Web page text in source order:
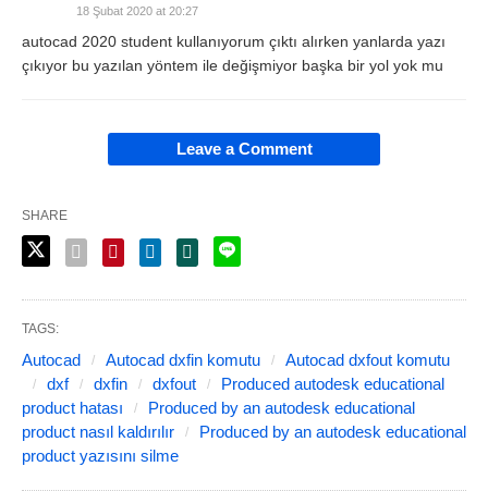
18 Şubat 2020 at 20:27
autocad 2020 student kullanıyorum çıktı alırken yanlarda yazı
çıkıyor bu yazılan yöntem ile değişmiyor başka bir yol yok mu
Leave a Comment
SHARE
TAGS:
Autocad Autocad dxfin komutu
Autocad dxfout komutu
dxf
dxfin dxfout
Produced autodesk educational
product hatası
Produced by an autodesk educational
product nasıl kaldırılır
Produced by an autodesk educational
product yazısını silme